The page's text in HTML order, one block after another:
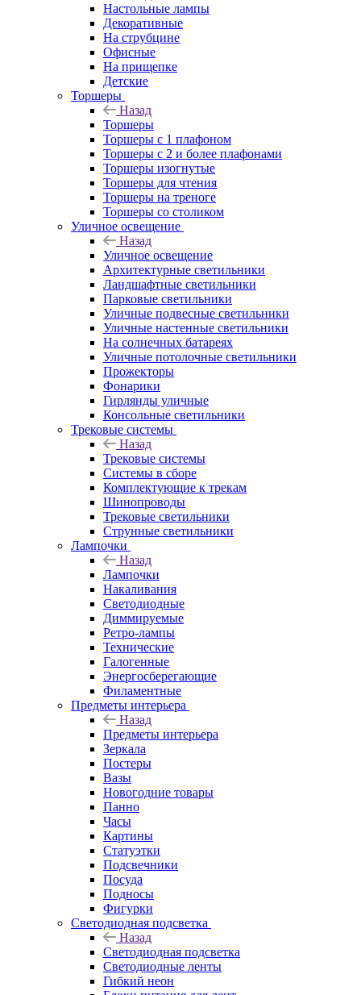
Настольные лампы
Декоративные
На струбцине
Офисные
На прищепке
Детские
Торшеры
Назад
Торшеры
Торшеры с 1 плафоном
Торшеры с 2 и более плафонами
Торшеры изогнутые
Торшеры для чтения
Торшеры на треноге
Торшеры со столиком
Уличное освещение
Назад
Уличное освещение
Архитектурные светильники
Ландшафтные светильники
Парковые светильники
Уличные подвесные светильники
Уличные настенные светильники
На солнечных батареях
Уличные потолочные светильники
Прожекторы
Фонарики
Гирлянды уличные
Консольные светильники
Трековые системы
Назад
Трековые системы
Системы в сборе
Комплектующие к трекам
Шинопроводы
Трековые светильники
Струнные светильники
Лампочки
Назад
Лампочки
Накаливания
Светодиодные
Диммируемые
Ретро-лампы
Технические
Галогенные
Энергосберегающие
Филаментные
Предметы интерьера
Назад
Предметы интерьера
Зеркала
Постеры
Вазы
Новогодние товары
Панно
Часы
Картины
Статуэтки
Подсвечники
Посуда
Подносы
Фигурки
Светодиодная подсветка
Назад
Светодиодная подсветка
Светодиодные ленты
Гибкий неон